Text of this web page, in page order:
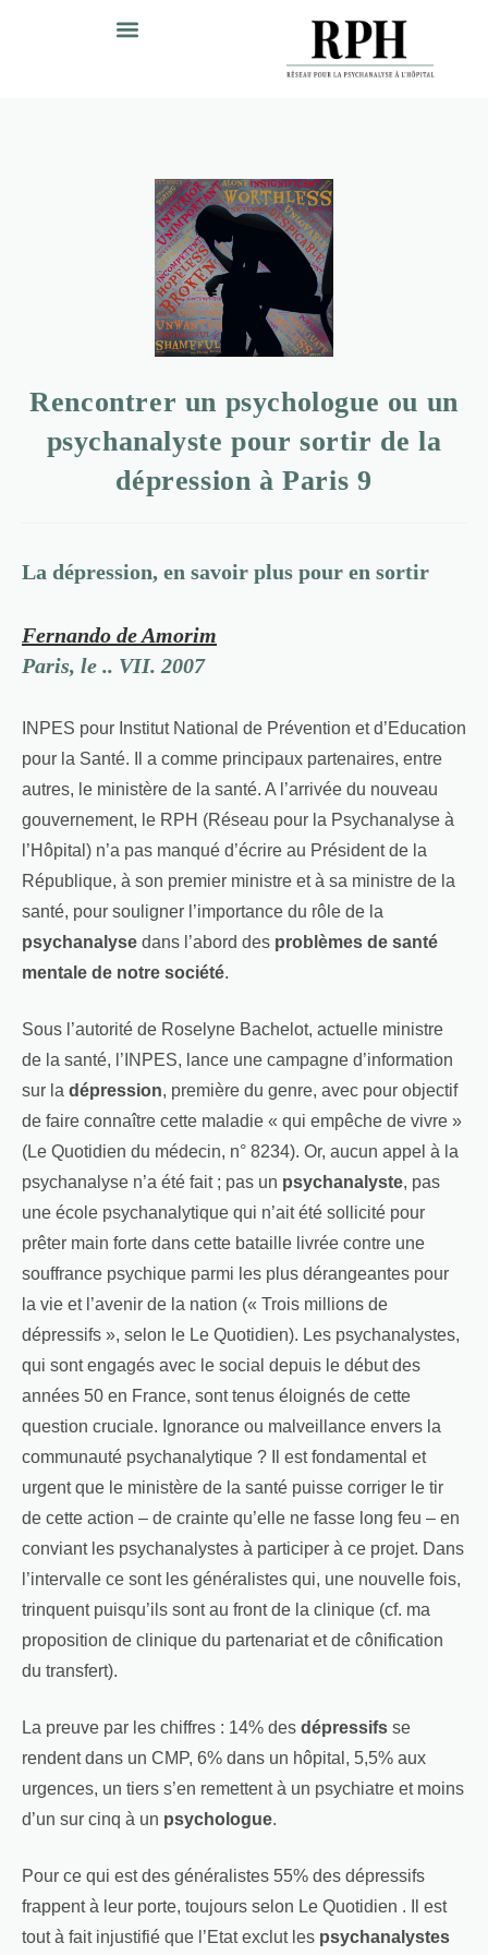
Rencontrer un psychologue ou un
psychanalyste pour sortir de la
dépression à Paris 9
La dépression, en savoir plus pour en sortir
Fernando de Amorim
Paris, le .. VII. 2007
INPES pour Institut National de Prévention et d’Education
pour la Santé. Il a comme principaux partenaires, entre
autres, le ministère de la santé. A l’arrivée du nouveau
gouvernement, le RPH (Réseau pour la Psychanalyse à
l’Hôpital) n’a pas manqué d’écrire au Président de la
République, à son premier ministre et à sa ministre de la
santé, pour souligner l’importance du rôle de la
psychanalyse dans l’abord des problèmes de santé
mentale de notre société.
Sous l’autorité de Roselyne Bachelot, actuelle ministre
de la santé, l’INPES, lance une campagne d’information
sur la dépression, première du genre, avec pour objectif
de faire connaître cette maladie « qui empêche de vivre »
(Le Quotidien du médecin, n° 8234). Or, aucun appel à la
psychanalyse n’a été fait ; pas un psychanalyste, pas
une école psychanalytique qui n’ait été sollicité pour
prêter main forte dans cette bataille livrée contre une
souffrance psychique parmi les plus dérangeantes pour
la vie et l’avenir de la nation (« Trois millions de
dépressifs », selon le Le Quotidien). Les psychanalystes,
qui sont engagés avec le social depuis le début des
années 50 en France, sont tenus éloignés de cette
question cruciale. Ignorance ou malveillance envers la
communauté psychanalytique ? Il est fondamental et
urgent que le ministère de la santé puisse corriger le tir
de cette action – de crainte qu’elle ne fasse long feu – en
conviant les psychanalystes à participer à ce projet. Dans
l’intervalle ce sont les généralistes qui, une nouvelle fois,
trinquent puisqu’ils sont au front de la clinique (cf. ma
proposition de clinique du partenariat et de cônification
du transfert).
La preuve par les chiffres : 14% des dépressifs se
rendent dans un CMP, 6% dans un hôpital, 5,5% aux
urgences, un tiers s’en remettent à un psychiatre et moins
d’un sur cinq à un psychologue.
Pour ce qui est des généralistes 55% des dépressifs
frappent à leur porte, toujours selon Le Quotidien . Il est
tout à fait injustifié que l’Etat exclut les psychanalystes